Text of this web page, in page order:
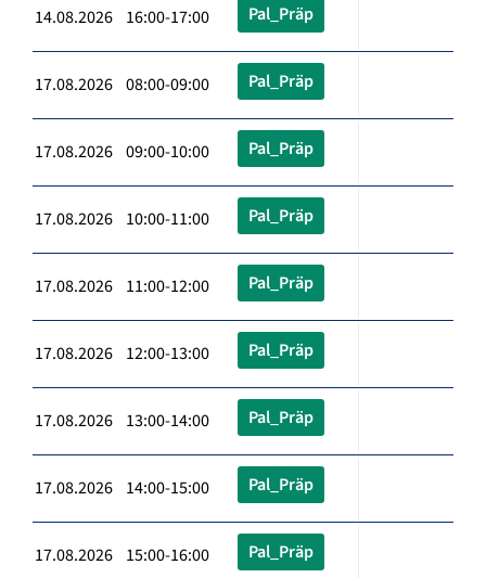
14.08.2026 16:00-17:00 Pal_Präp
17.08.2026 08:00-09:00 Pal_Präp
17.08.2026 09:00-10:00 Pal_Präp
17.08.2026 10:00-11:00 Pal_Präp
17.08.2026 11:00-12:00 Pal_Präp
17.08.2026 12:00-13:00 Pal_Präp
17.08.2026 13:00-14:00 Pal_Präp
17.08.2026 14:00-15:00 Pal_Präp
17.08.2026 15:00-16:00 Pal_Präp